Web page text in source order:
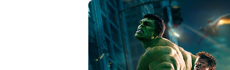
faste-torrent.com